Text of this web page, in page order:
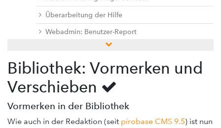
Überarbeitung der Hilfe
Webadmin: Benutzer-Report
Weitere Neuerungen
3rd Party Libraries
Handbücher und Dokumentationen
Doku-Center
Add-ons
Bibliothek: Vormerken und
Verschieben
Vormerken in der Bibliothek
Wie auch in der Redaktion (seit pirobase CMS 9.5) ist nun